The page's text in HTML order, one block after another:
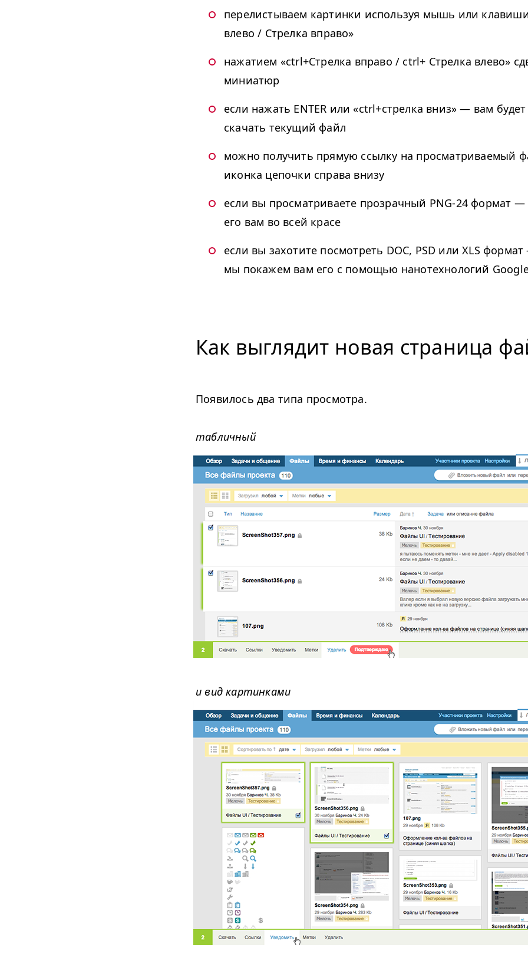
перелистываем картинки используя мышь или
влево / Стрелка вправо»
нажатием «ctrl+Стрелка вправо / ctrl+ Стрелка влево»
миниатюр
если нажать ENTER или «ctrl+стрелка вниз» — вам
скачать текущий файл
можно получить прямую ссылку на просматриваемый
иконка цепочки справа внизу
если вы просматриваете прозрачный PNG-24 формат
его вам во всей красе
если вы захотите посмотреть DOC, PSD или XLS
мы покажем вам его с помощью нанотехнологий
Как выглядит новая страница
Появилось два типа просмотра.
табличный
и вид картинками